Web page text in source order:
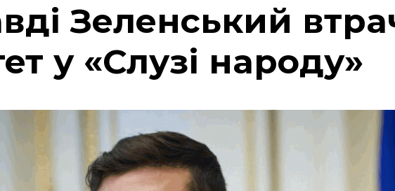
Зеленський
у «Слузі народу»